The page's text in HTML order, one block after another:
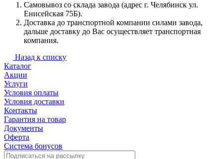
Самовывоз со склада завода (адрес г. Челябинск ул.
Енисейская 75Б).
Доставка до транспортной компании силами завода,
дальше доставку до Вас осуществляет транспортная
компания.
Назад к списку
Каталог
Акции
Услуги
Условия оплаты
Условия доставки
Контакты
Гарантия на товар
Документы
Оферта
Система бонусов